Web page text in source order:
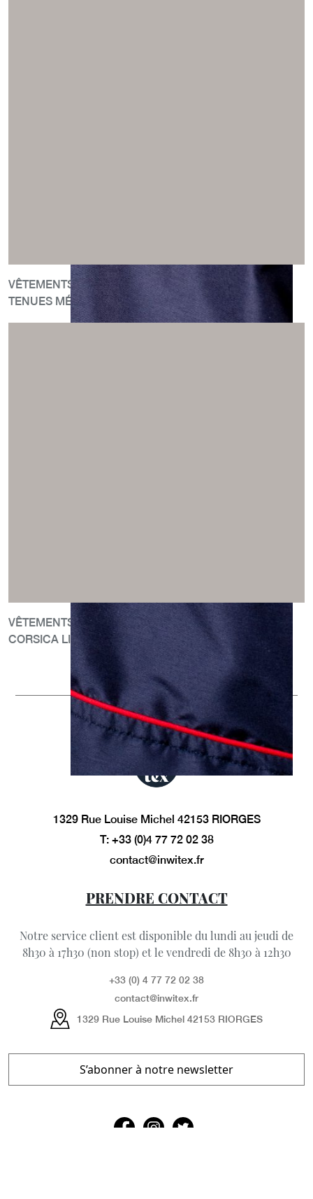
VÊTEMENTS DE TRAVAIL : WORKWEAR ET EPI
TENUES MÉDICALES, DE SERVICES ET D’ENTRETIEN
VÊTEMENTS DE TRAVAIL : WORKWEAR ET EPI
CORSICA LINEA
1329 Rue Louise Michel 42153 RIORGES
T: +33 (0)4 77 72 02 38
contact@inwitex.fr
PRENDRE CONTACT
Notre service client est disponible du lundi au jeudi de
8h30 à 17h30 (non stop) et le vendredi de 8h30 à 12h30
+33 (0) 4 77 72 02 38
contact@inwitex.fr
1329 Rue Louise Michel 42153 RIORGES
S’abonner à notre newsletter